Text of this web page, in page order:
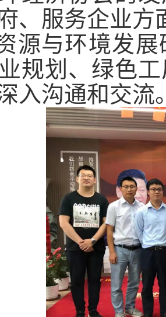
、服务企业方
源与环境发
规划、绿色
入沟通和交流